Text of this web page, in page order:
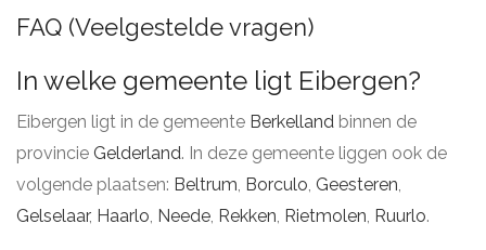
FAQ (Veelgestelde vragen)
In welke gemeente ligt Eibergen?
Eibergen ligt in de gemeente Berkelland binnen de
provincie Gelderland. In deze gemeente liggen ook de
volgende plaatsen: Beltrum, Borculo, Geesteren,
Gelselaar, Haarlo, Neede, Rekken, Rietmolen, Ruurlo.